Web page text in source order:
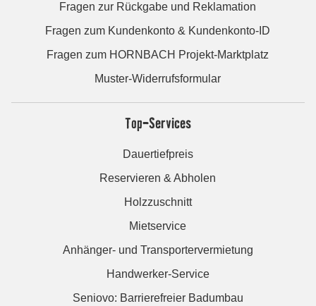
Fragen zur Rückgabe und Reklamation
Fragen zum Kundenkonto & Kundenkonto-ID
Fragen zum HORNBACH Projekt-Marktplatz
Muster-Widerrufsformular
Top-Services
Dauertiefpreis
Reservieren & Abholen
Holzzuschnitt
Mietservice
Anhänger- und Transportervermietung
Handwerker-Service
Seniovo: Barrierefreier Badumbau